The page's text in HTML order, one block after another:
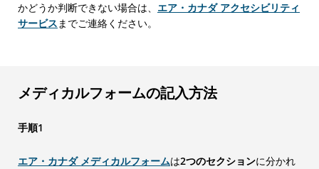
かどうか判断できない場合は、 エア・カナダ アクセシビリティ
サービスまでご連絡ください。
メディカルフォームの記入方法
手順1
エア・カナダ メディカルフォームは2つのセクションに分かれ